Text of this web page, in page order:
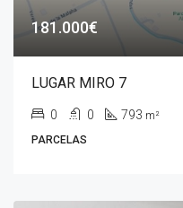
181.000€
LUGAR MIRO 7
0 0 793 m²
PARCELAS